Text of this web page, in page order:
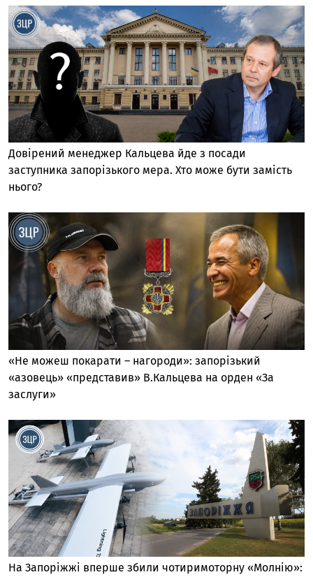
Довірений менеджер Кальцева йде з посади
заступника запорізького мера. Хто може бути замість
нього?
«Не можеш покарати – нагороди»: запорізький
«азовець» «представив» В.Кальцева на орден «За
заслуги»
На Запоріжжі вперше збили чотиримоторну «Молнію»: